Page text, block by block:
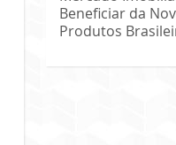
Beneficiar da
Produtos